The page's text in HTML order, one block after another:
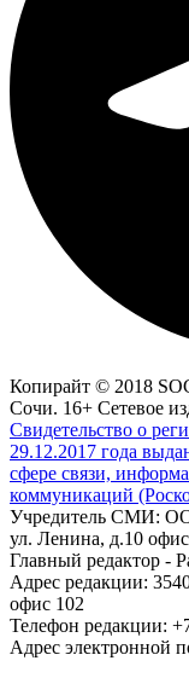
Копирайт © 2018
Сочи. 16+ Сетевое
Свидетельство о
29.12.2017 года
сфере связи,
коммуникаций
Учредитель СМИ:
ул. Ленина, д.10
Главный редактор -
Адрес редакции:
офис 102
Телефон редакции:
Адрес электронной